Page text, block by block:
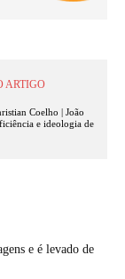
ARTIGO
Coelho | João
e ideologia de
e é levado de